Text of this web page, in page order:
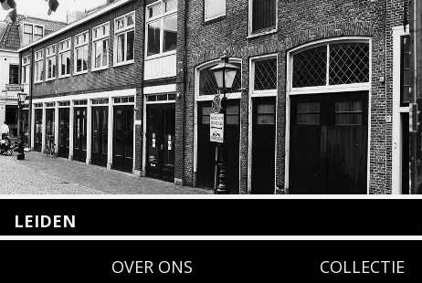
LEIDEN
OVER ONS COLLECTIE